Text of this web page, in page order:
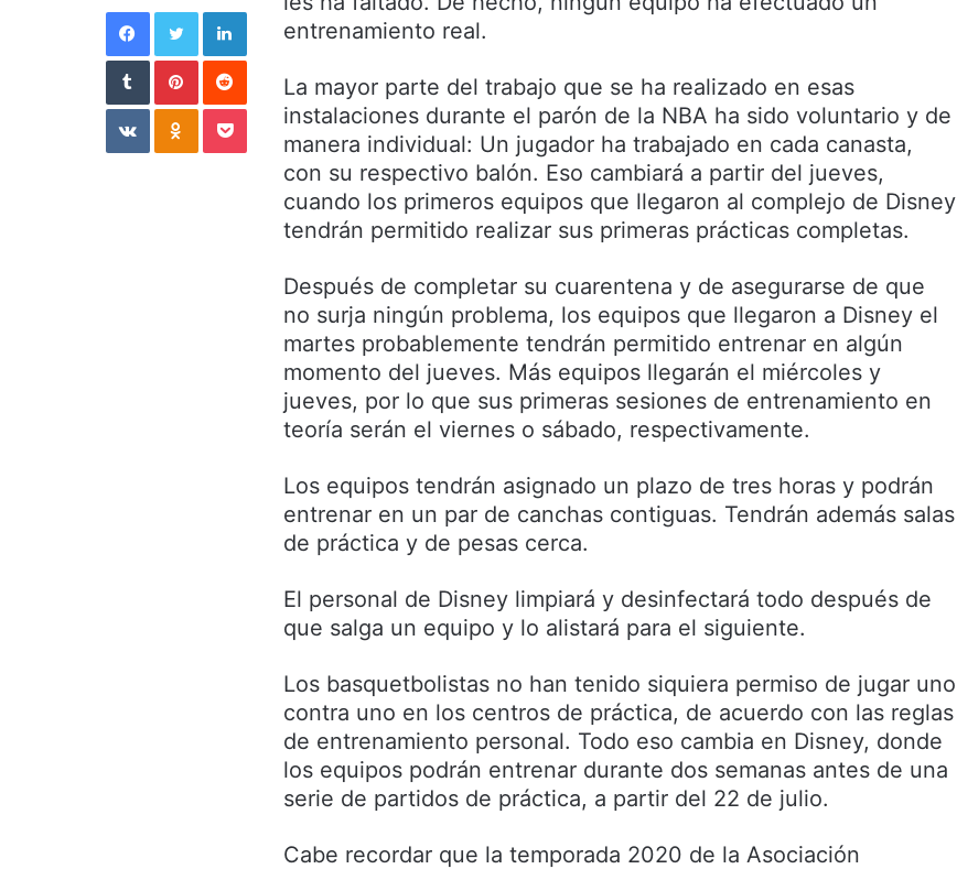
entrenamiento real.
La mayor parte del trabajo que se ha realizado en esas
instalaciones durante el parón de la NBA ha sido voluntario y de
manera individual: Un jugador ha trabajado en cada canasta,
con su respectivo balón. Eso cambiará a partir del jueves,
cuando los primeros equipos que llegaron al complejo de Disney
tendrán permitido realizar sus primeras prácticas completas.
Después de completar su cuarentena y de asegurarse de que
no surja ningún problema, los equipos que llegaron a Disney el
martes probablemente tendrán permitido entrenar en algún
momento del jueves. Más equipos llegarán el miércoles y
jueves, por lo que sus primeras sesiones de entrenamiento en
teoría serán el viernes o sábado, respectivamente.
Los equipos tendrán asignado un plazo de tres horas y podrán
entrenar en un par de canchas contiguas. Tendrán además salas
de práctica y de pesas cerca.
El personal de Disney limpiará y desinfectará todo después de
que salga un equipo y lo alistará para el siguiente.
Los basquetbolistas no han tenido siquiera permiso de jugar uno
contra uno en los centros de práctica, de acuerdo con las reglas
de entrenamiento personal. Todo eso cambia en Disney, donde
los equipos podrán entrenar durante dos semanas antes de una
serie de partidos de práctica, a partir del 22 de julio.
Cabe recordar que la temporada 2020 de la Asociación
Facebook Twitter LinkedIn
Tumblr Pinterest Reddit
VKontakte Odnoklassniki Pocket